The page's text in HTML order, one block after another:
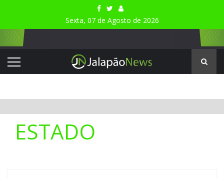
Sexta, 07 de Agosto de 2026
ESTADO